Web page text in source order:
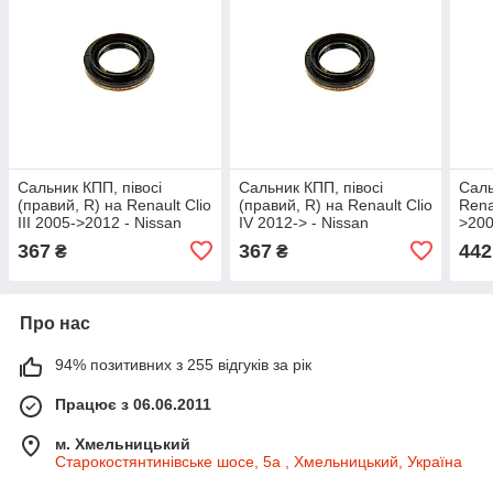
Сальник КПП, півосі
(правий, R) на Renault Clio
III 2005->2012 - Nissan
(Оригінал) - 38342-00Q0E
367 ₴
Сальник КПП, півосі
(правий, R) на Renault Clio
IV 2012-> - Nissan
(Оригінал) - 38342-00Q0E
367₴ 442
Про нас
94% позитивних з 255 відгуків за рік
Працює з 06.06.2011
м. Хмельницький
Старокостянтинівське шосе, 5а , Хмельницький, Україна